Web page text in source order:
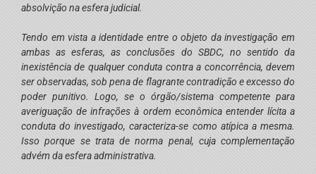
absolvição na esfera judicial.
Tendo em vista a identidade entre o objeto da investigação em
ambas as esferas, as conclusões do SBDC, no sentido da
inexistência de qualquer conduta contra a concorrência, devem
ser observadas, sob pena de flagrante contradição e excesso do
poder punitivo. Logo, se o órgão/sistema competente para
averiguação de infrações à ordem econômica entender lícita a
conduta do investigado, caracteriza-se como atípica a mesma.
Isso porque se trata de norma penal, cuja complementação
advém da esfera administrativa.